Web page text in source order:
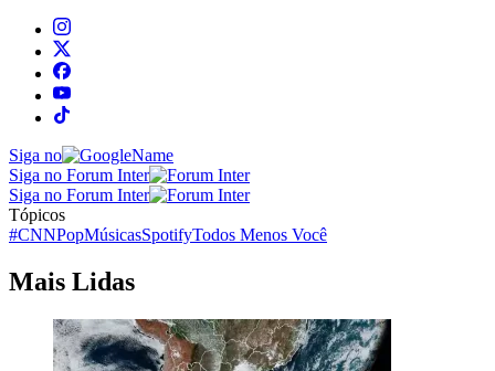
Siga no
Siga no Forum Inter
Siga no Forum Inter
Tópicos
#CNNPopMúsicasSpotifyTodos Menos Você
Mais Lidas